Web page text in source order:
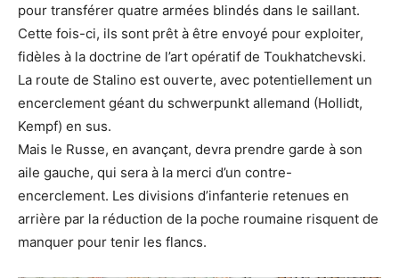
pour transférer quatre armées blindés dans le saillant.
Cette fois-ci, ils sont prêt à être envoyé pour exploiter,
fidèles à la doctrine de l’art opératif de Toukhatchevski.
La route de Stalino est ouverte, avec potentiellement un
encerclement géant du schwerpunkt allemand (Hollidt,
Kempf) en sus.
Mais le Russe, en avançant, devra prendre garde à son
aile gauche, qui sera à la merci d’un contre-
encerclement. Les divisions d’infanterie retenues en
arrière par la réduction de la poche roumaine risquent de
manquer pour tenir les flancs.